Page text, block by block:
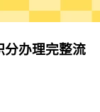
分办理完整流